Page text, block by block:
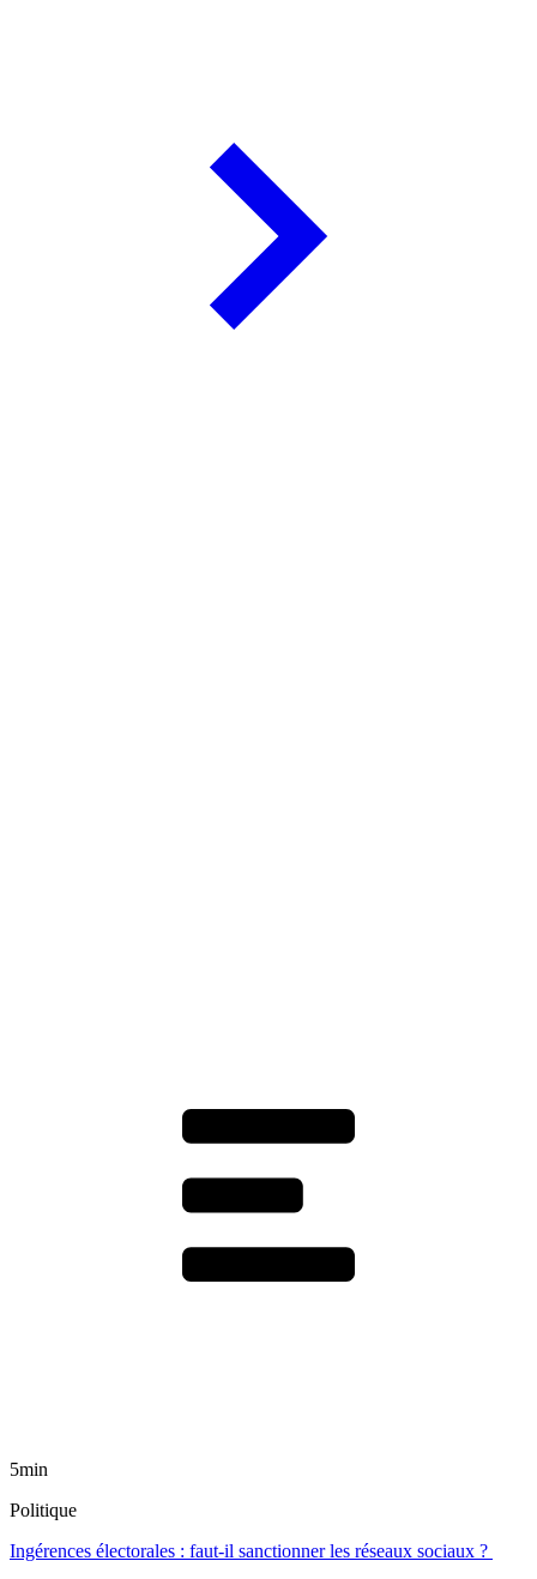
5min
Politique
Ingérences électorales : faut-il sanctionner les réseaux sociaux ?